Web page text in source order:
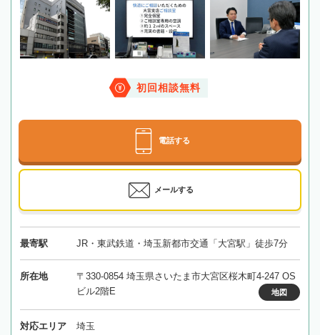
初回相談無料
電話する
メールする
最寄駅 JR・東武鉄道・埼玉新都市交通「大宮駅」徒歩7分
所在地
〒330-0854 埼玉県さいたま市大宮区桜木町4-247 OS
ビル2階E
地図
対応エリア 埼玉